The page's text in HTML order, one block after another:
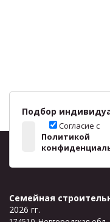
Подбор
Согласие с
Политикой
Семейная
2026 гг.